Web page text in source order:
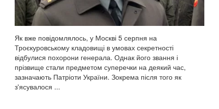
Як вже повідомлялось, у Москві 5 серпня на
Троєкуровському кладовищі в умовах секретності
відбулися похорони генерала. Однак його звання і
прізвище стали предметом суперечки на деякий час,
зазначають Патріоти України. Зокрема після того як
з'ясувалося ...